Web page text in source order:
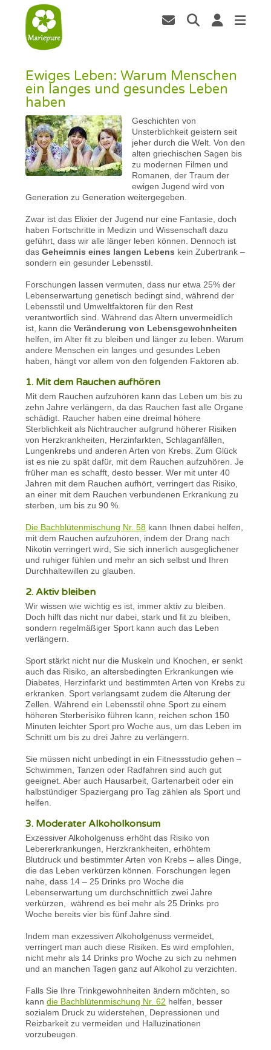
Ewiges Leben: Warum Menschen
ein langes und gesundes Leben
haben
Geschichten von
Unsterblichkeit geistern seit
jeher durch die Welt. Von den
alten griechischen Sagen bis
zu modernen Filmen und
Romanen, der Traum der
ewigen Jugend wird von
Generation zu Generation weitergegeben.
Zwar ist das Elixier der Jugend nur eine Fantasie, doch
haben Fortschritte in Medizin und Wissenschaft dazu
geführt, dass wir alle länger leben können. Dennoch ist
dasGeheimnis eines langen Lebens kein Zubertrank –
sondern ein gesunder Lebensstil.
Forschungen lassen vermuten, dass nur etwa 25% der
Lebenserwartung genetisch bedingt sind, während der
Lebensstil und Umweltfaktoren für den Rest
verantwortlich sind. Während das Altern unvermeidlich
ist, kann dieVeränderung von Lebensgewohnheiten
helfen, im Alter fit zu bleiben und länger zu leben. Warum
andere Menschen ein langes und gesundes Leben
haben, hängt vor allem von den folgenden Faktoren ab.
1. Mit dem Rauchen aufhören
Mit dem Rauchen aufzuhören kann das Leben um bis zu
zehn Jahre verlängern, da das Rauchen fast alle Organe
schädigt. Raucher haben eine dreimal höhere
Sterblichkeit als Nichtraucher aufgrund höherer Risiken
von Herzkrankheiten, Herzinfarkten, Schlaganfällen,
Lungenkrebs und anderen Arten von Krebs. Zum Glück
ist es nie zu spät dafür, mit dem Rauchen aufzuhören. Je
früher man es schafft, desto besser. Wer mit unter 40
Jahren mit dem Rauchen aufhört, verringert das Risiko,
an einer mit dem Rauchen verbundenen Erkrankung zu
sterben, um bis zu 90 %.
Die Bachblütenmischung Nr. 58 kann Ihnen dabei helfen,
mit dem Rauchen aufzuhören, indem der Drang nach
Nikotin verringert wird, Sie sich innerlich ausgeglichener
und ruhiger fühlen und mehr an sich selbst und Ihren
Durchhaltewillen zu glauben.
2. Aktiv bleiben
Wir wissen wie wichtig es ist, immer aktiv zu bleiben.
Doch hilft das nicht nur dabei, stark und fit zu bleiben,
sondern regelmäßiger Sport kann auch das Leben
verlängern.
Sport stärkt nicht nur die Muskeln und Knochen, er senkt
auch das Risiko, an altersbedingten Erkrankungen wie
Diabetes, Herzinfarkt und bestimmten Arten von Krebs zu
erkranken. Sport verlangsamt zudem die Alterung der
Zellen. Während ein Lebensstil ohne Sport zu einem
höheren Sterberisiko führen kann, reichen schon 150
Minuten leichter Sport pro Woche aus, um das Leben im
Schnitt um bis zu drei Jahre zu verlängern.
Sie müssen nicht unbedingt in ein Fitnessstudio gehen –
Schwimmen, Tanzen oder Radfahren sind auch gut
geeignet. Aber auch Hausarbeit, Gartenarbeit oder ein
halbstündiger Spaziergang pro Tag zählen als Sport und
helfen.
3. Moderater Alkoholkonsum
Exzessiver Alkoholgenuss erhöht das Risiko von
Lebererkrankungen, Herzkrankheiten, erhöhtem
Blutdruck und bestimmter Arten von Krebs – alles Dinge,
die das Leben verkürzen können. Forschungen legen
nahe, dass 14 – 25 Drinks pro Woche die
Lebenserwartung um durchschnittlich zwei Jahre
verkürzen, während es bei mehr als 25 Drinks pro
Woche bereits vier bis fünf Jahre sind.
Indem man exzessiven Alkoholgenuss vermeidet,
verringert man auch diese Risiken. Es wird empfohlen,
nicht mehr als 14 Drinks pro Woche zu sich zu nehmen
und an manchen Tagen ganz auf Alkohol zu verzichten.
Falls Sie Ihre Trinkgewohnheiten ändern möchten, so
kanndie Bachblütenmischung Nr. 62 helfen, besser
sozialem Druck zu widerstehen, Depressionen und
Reizbarkeit zu vermeiden und Halluzinationen
vorzubeugen.